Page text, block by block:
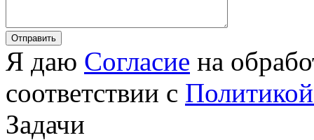
Я даю Согласие на
соответствии с
Задачи